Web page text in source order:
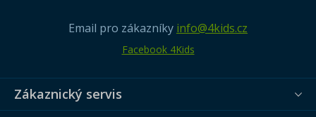
Email pro zákazníky info@4kids.cz
Facebook 4Kids
Zákaznický servis